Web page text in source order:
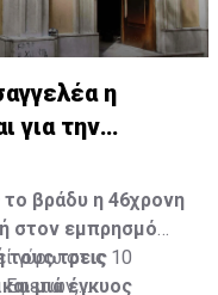
η
για την
βράδυ η 46χρονη
στον εμπρησμό
τρεις
μια έγκυος
γύρω στις 10
Εφετών,